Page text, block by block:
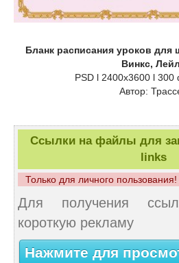
Бланк расписания уроков
Винкс,
PSD l 2400x3600 l 300
Автор:
Ссылки на файлы для
links
Только для личного
Для получения
короткую рекламу
Нажмите для